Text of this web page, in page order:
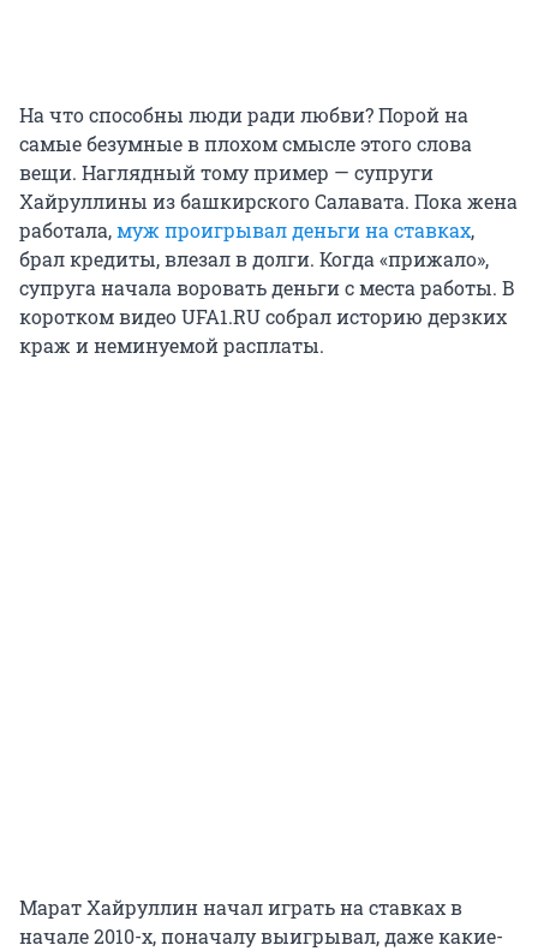
На что способны люди ради любви? Порой на
самые безумные в плохом смысле этого слова
вещи. Наглядный тому пример — супруги
Хайруллины из башкирского Салавата. Пока жена
работала,муж проигрывал деньги на ставках,
брал кредиты, влезал в долги. Когда «прижало»,
супруга начала воровать деньги с места работы. В
коротком видео UFA1.RU собрал историю дерзких
краж и неминуемой расплаты.
Марат Хайруллин начал играть на ставках в
начале 2010-х, поначалу выигрывал, даже какие-